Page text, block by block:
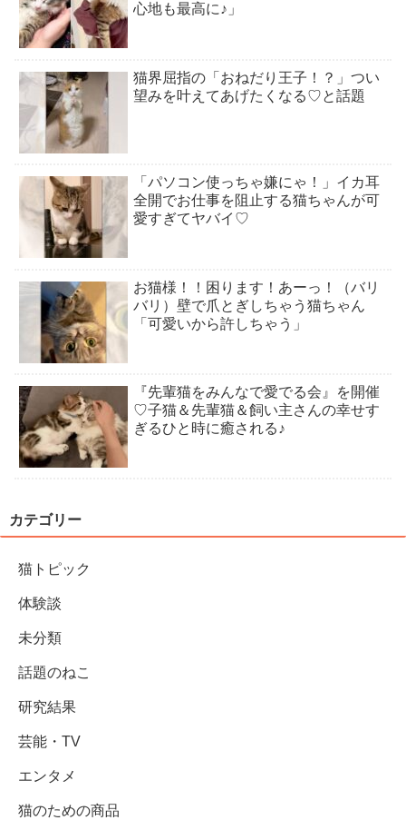
心地も最高に♪」
猫界屈指の「おねだり王子！？」つい
望みを叶えてあげたくなる♡と話題
「パソコン使っちゃ嫌にゃ！」イカ耳
全開でお仕事を阻止する猫ちゃんが可
愛すぎてヤバイ♡
お猫様！！困ります！あーっ！（バリ
バリ）壁で爪とぎしちゃう猫ちゃん
「可愛いから許しちゃう」
『先輩猫をみんなで愛でる会』を開催
♡子猫＆先輩猫＆飼い主さんの幸せす
ぎるひと時に癒される♪
カテゴリー
猫トピック
体験談
未分類
話題のねこ
研究結果
芸能・TV
エンタメ
猫のための商品